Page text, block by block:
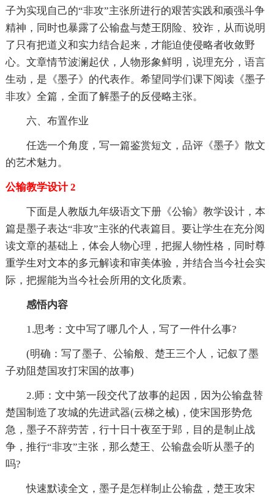
子为实现自己的“非攻”主张所进行的艰苦实践和顽强斗争
精神，同时也暴露了公输盘与楚王阴险、狡诈，从而说明
了只有把道义和实力结合起来，才能迫使侵略者收敛野
心。文章情节波澜起伏，人物形象鲜明，说理充分，语言
生动，是《墨子》的代表作。希望同学们课下阅读《墨子
非攻》全篇，全面了解墨子的反侵略主张。
六、布置作业
任选一个角度，写一篇鉴赏短文，品评《墨子》散文
的艺术魅力。
公输教学设计 2
下面是人教版九年级语文下册《公输》教学设计，本
篇是墨子表达“非攻”主张的代表篇目。要让学生在充分阅
读文章的基础上，体会人物心理，把握人物性格，同时尊
重学生对文本的多元解读和审美体验，并结合当今社会实
际，把握能为当今社会所用的文化质素。
感悟内容
1.思考：文中写了哪几个人，写了一件什么事?
(明确：写了墨子、公输般、楚王三个人，记叙了墨
子劝阻楚国攻打宋国的故事)
2.师：文中第一段交代了故事的起因，因为公输盘替
楚国制造了攻城的先进武器(云梯之械)，使宋国形势危
急，墨子不辞劳苦，行十日十夜至于郢，目的是制止战
争，推行“非攻”主张，那么楚王、公输盘会听从墨子的
吗?
快速默读全文，墨子是怎样制止公输盘，楚王攻宋